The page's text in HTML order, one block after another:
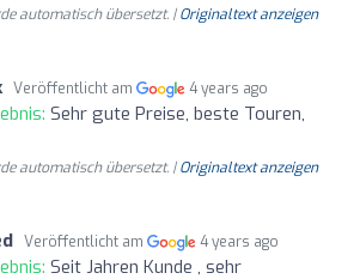
automatisch übersetzt. |Originaltext anzeigen
Veröffentlicht am 4 years ago
Sehr gute Preise, beste Touren,
automatisch übersetzt. |Originaltext anzeigen
Veröffentlicht am 4 years ago
Seit Jahren Kunde , sehr